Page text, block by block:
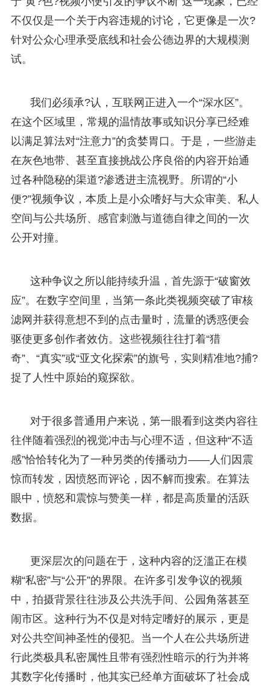
不仅仅是一个关于内容违规的讨论，它更像是一次?
针对公众心理承受底线和社会公德边界的大规模测
试。
我们必须承?认，互联网正进入一个“深水区”。
在这个区域里，常规的温情故事或知识分享已经难
以满足算法对“注意力”的贪婪胃口。于是，一些游走
在灰色地带、甚至直接挑战公序良俗的内容开始通
过各种隐秘的渠道?渗透进主流视野。所谓的“小
便?”视频争议，本质上是小众嗜好与大众审美、私人
空间与公共场所、感官刺激与道德自律之间的一次
公开对撞。
这种争议之所以能持续升温，首先源于“破窗效
应”。在数字空间里，当第一条此类视频突破了审核
滤网并获得意想不到的点击量时，流量的诱惑便会
驱使更多创作者效仿。这些视频往往打着“猎
奇”、“真实”或“亚文化探索”的旗号，实则精准地?捕?
捉了人性中原始的窥探欲。
对于很多普通用户来说，第一眼看到这类内容往
往伴随着强烈的视觉冲击与心理不适，但这种“不适
感”恰恰转化为了一种另类的传播动力——人们因震
惊而转发，因愤怒而评论，因不解而搜索。在算法
眼中，愤怒和震惊与赞美一样，都是高质量的活跃
数据。
更深层次的问题在于，这种内容的泛滥正在模
糊“私密”与“公开”的界限。在许多引发争议的视频
中，拍摄背景往往涉及公共洗手间、公园角落甚至
闹市区。这种行为不仅是对特定嗜好的展示，更是
对公共空间神圣性的侵犯。当一个人在公共场所进
行此类极具私密属性且带有强烈性暗示的行为并将
其数字化传播时，他其实已经单方面破坏了社会成